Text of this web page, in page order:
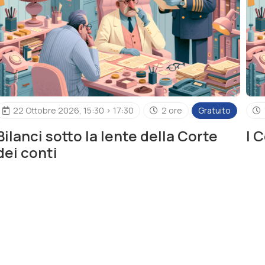
22 Ottobre 2026, 15:30 > 17:30 2 ore Gratuito
sotto la lente della Corte
conti
I